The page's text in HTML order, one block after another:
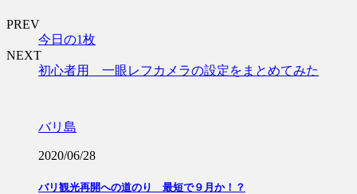
PREV
今日の1枚
NEXT
初心者用 一眼レフカメラの設定をまとめてみた
バリ島
2020/06/28
バリ観光再開への道のり 最短で９月か！？